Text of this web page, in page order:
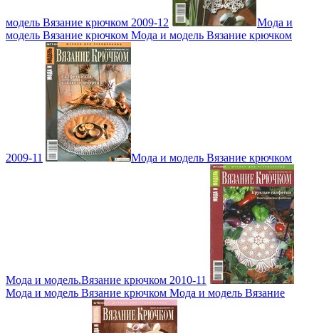
модель Вязание крючком 2009-12
Мода и
модель Вязание крючком Мода и модель Вязание крючком
2009-11 Мода и модель Вязание крючком
Мода и модель.Вязание крючком 2010-11
Мода и модель Вязание крючком Мода и модель Вязание